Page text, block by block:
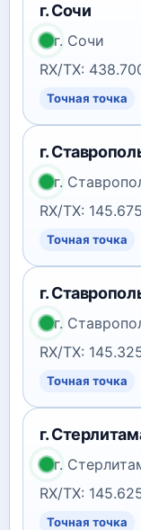
г. Сочи
г. Сочи
RX/TX:
Точная точка
г.
г.
RX/TX:
Точная точка
г.
г.
RX/TX:
Точная точка
г.
г.
RX/TX:
Точная точка